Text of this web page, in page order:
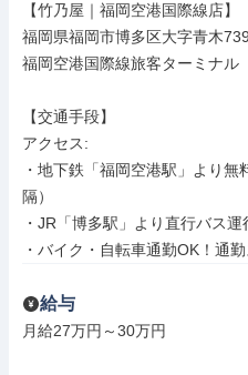
【竹乃屋｜福岡空港国際線店】
福岡県福岡市博多区大字青木
福岡空港国際線旅客ターミナル
【交通手段】
アクセス:
・地下鉄「福岡空港駅」より
隔）
・JR「博多駅」より直行バス運
・バイク・自転車通勤OK！通
給与
月給27万円～30万円